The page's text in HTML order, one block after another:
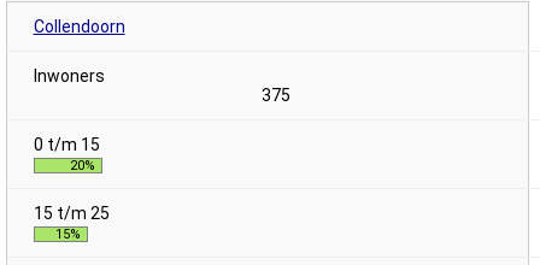
Collendoorn
375
20%
15%